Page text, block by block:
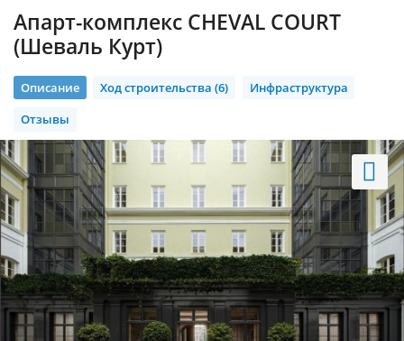
Апарт-комплекс CHEVAL COURT
(Шеваль Курт)
Описание Ход строительства (6)
Инфраструктура
Отзывы